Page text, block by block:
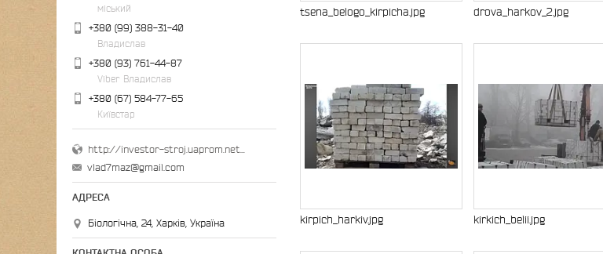
tsena_belogo_kirpicha.jpg drova_harkov_2.jpg
kirpich_harkiv.jpg kirkich_belii.jpg
міський
+380 (99) 388-31-40
Владислав
+380 (93) 761-44-87
Viber Владислав
+380 (67) 584-77-65
Київстар
vlad7maz@gmail.com
Біологічна, 24, Харків, Україна